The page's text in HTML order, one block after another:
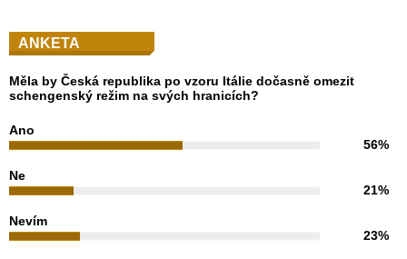
ANKETA
Měla by Česká republika po vzoru Itálie dočasně omezit
schengenský režim na svých hranicích?
Ano
56%
Ne
21%
Nevím
23%